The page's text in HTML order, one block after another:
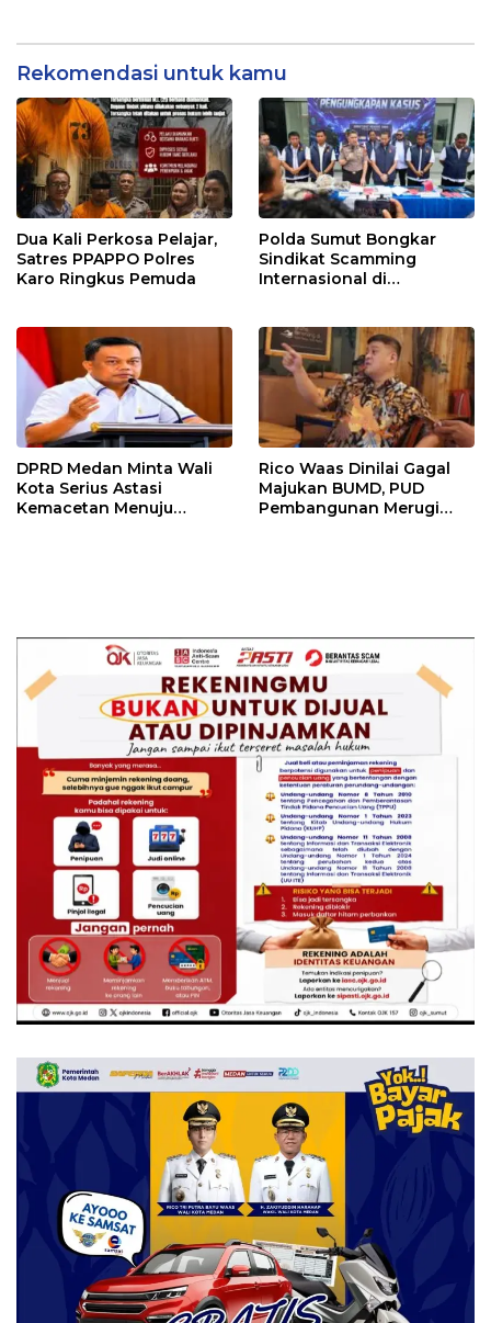
Pajak
Rekomendasi untuk kamu
Dua Kali Perkosa Pelajar,
Satres PPAPPO Polres
Karo Ringkus Pemuda
Polda Sumut Bongkar
Sindikat Scamming
Internasional di
DPRD Medan Minta Wali
Kota Serius Astasi
Kemacetan Menuju
Rico Waas Dinilai Gagal
Majukan BUMD, PUD
Pembangunan Merugi